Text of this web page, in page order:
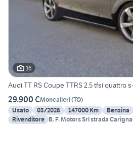
16
Audi TT RS Coupe TTRS 2.5 tfsi quattro
29.900 €Moncalieri(TO)
Usato
03/2026 147000 Km Benzina
Rivenditore B. F. Motors Srl strada